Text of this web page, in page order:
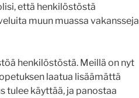
että henkilöstöstä
muun muassa vakansseja
henkilöstöstä. Meillä on nyt
laatua lisäämättä
tulee käyttää, ja panostaa